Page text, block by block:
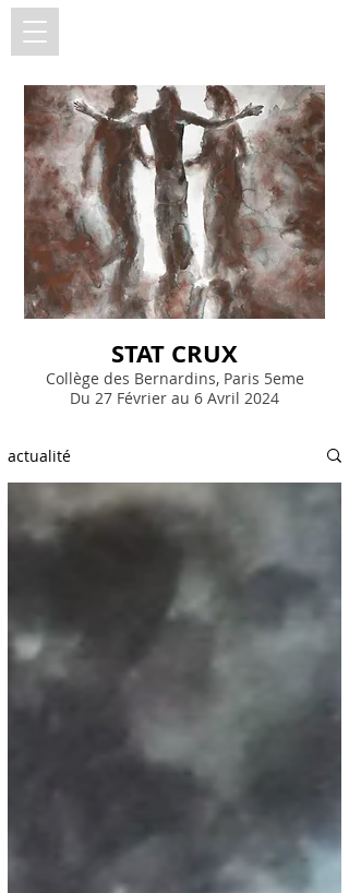
STAT CRUX
Collège des Bernardins, Paris 5eme
Du 27 Février au 6 Avril 2024
actualité